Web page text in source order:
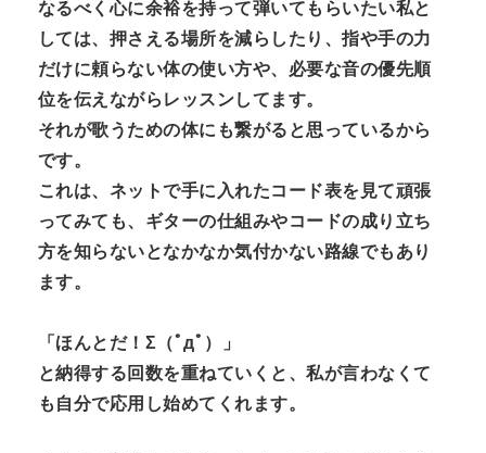
なるべく心に余裕を持って弾いてもらいたい私と
しては、押さえる場所を減らしたり、指や手の力
だけに頼らない体の使い方や、必要な音の優先順
位を伝えながらレッスンしてます。
それが歌うための体にも繋がると思っているから
です。
これは、ネットで手に入れたコード表を見て頑張
ってみても、ギターの仕組みやコードの成り立ち
方を知らないとなかなか気付かない路線でもあり
ます。
「ほんとだ！Σ（ﾟдﾟ）」
と納得する回数を重ねていくと、私が言わなくて
も自分で応用し始めてくれます。